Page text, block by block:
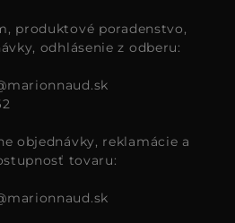
produktové poradenstvo,
odhlásenie z odberu:
objednávky, reklamácie a
tovaru: